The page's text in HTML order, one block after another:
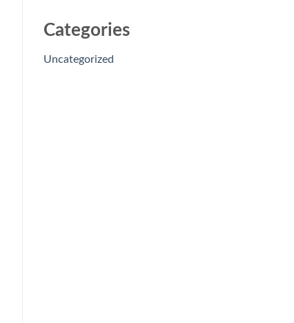
Categories
Uncategorized